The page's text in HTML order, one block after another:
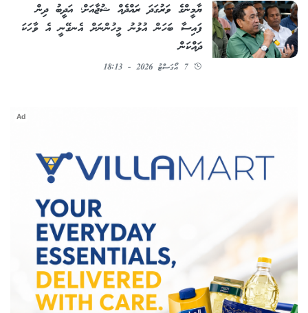
ޔާމީންގެ ވަރުގަދަ ރައްދެއް ޝުޖާއަށް؛ އަދީބު ދިން
ފައިސާ ބަހަން އުޅުނު މީހުންނަށް އެނގޭނީ އެ ވާހަކަ
ދައްކަން
7 އޯގަސްޓު 2026 - 18:13
Ad